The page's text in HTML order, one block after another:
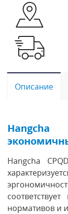
Описание
Hangcha
нормативов и